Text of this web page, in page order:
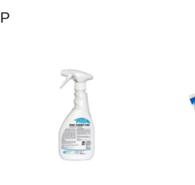
Produits similaires